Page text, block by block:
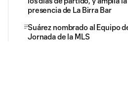
presencia de La Birra Bar
Suárez nombrado al Equipo
Jornada de la MLS